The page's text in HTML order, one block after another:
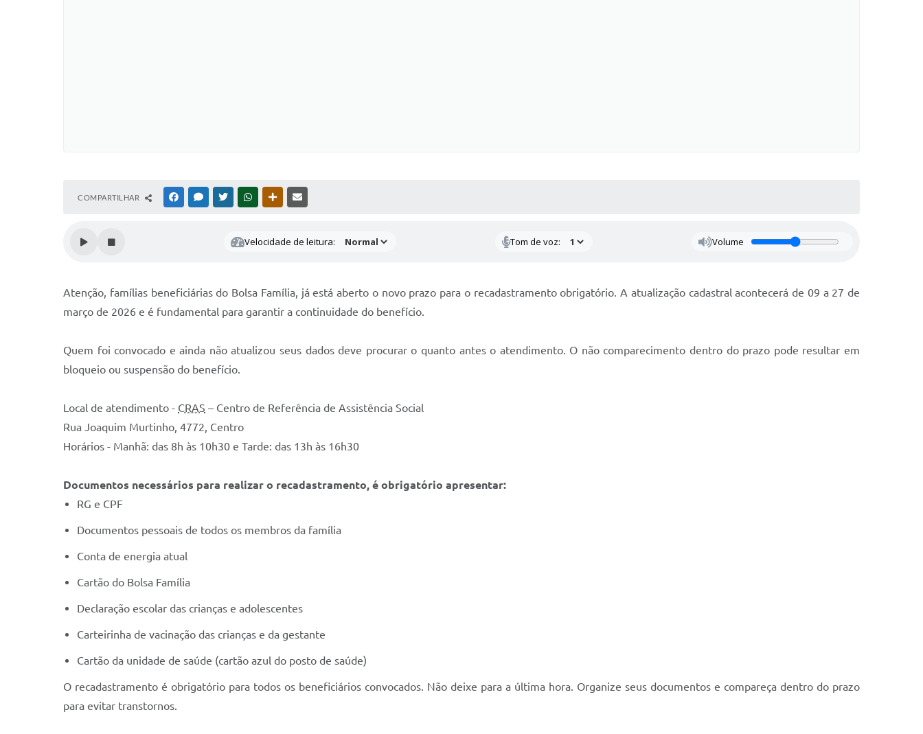
COMPARTILHAR FACEBOOKMESSENGER
TWITTERWHATSAPPOUTRAS MÍDIAS
Velocidade de leitura: Tom de voz: Volume
Atenção, famílias beneficiárias do Bolsa Família, já está aberto o novo prazo para o recadastramento obrigatório. A atualização cadastral acontecerá de 09 a 27 de
março de 2026 e é fundamental para garantir a continuidade do benefício.
Quem foi convocado e ainda não atualizou seus dados deve procurar o quanto antes o atendimento. O não comparecimento dentro do prazo pode resultar em
bloqueio ou suspensão do benefício.
Local de atendimento - CRAS – Centro de Referência de Assistência Social
Rua Joaquim Murtinho, 4772, Centro
Horários - Manhã: das 8h às 10h30 e Tarde: das 13h às 16h30
Documentos necessários para realizar o recadastramento, é obrigatório apresentar:
RG e CPF
Documentos pessoais de todos os membros da família
Conta de energia atual
Cartão do Bolsa Família
Declaração escolar das crianças e adolescentes
Carteirinha de vacinação das crianças e da gestante
Cartão da unidade de saúde (cartão azul do posto de saúde)
O recadastramento é obrigatório para todos os beneficiários convocados. Não deixe para a última hora. Organize seus documentos e compareça dentro do prazo
para evitar transtornos.